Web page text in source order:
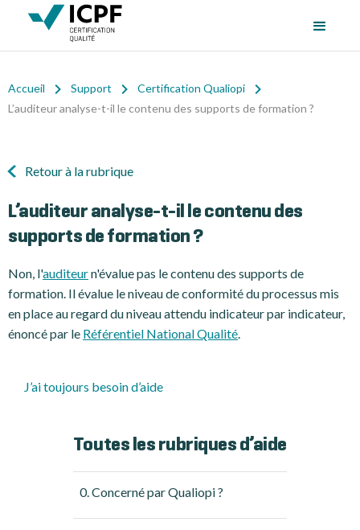
Accueil Support
Certification Qualiopi
L’auditeur analyse-t-il le contenu des supports de formation ?
Toutes les rubriques d’aide
0. Concerné par Qualiopi ?
Retour à la rubrique
L’auditeur analyse-t-il le contenu des
supports de formation ?
Non, l'auditeurn'évalue pas le contenu des supports de
formation. Il évalue le niveau de conformité du processus mis
en place au regard du niveau attendu indicateur par indicateur,
énoncé par le Référentiel National Qualité.
J’ai toujours besoin d’aide